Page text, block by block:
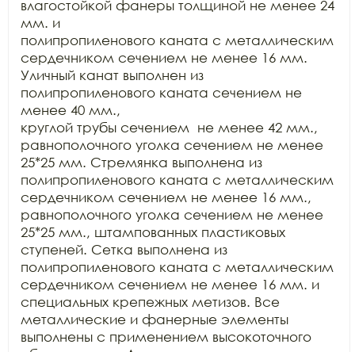
влагостойкой фанеры толщиной не менее 24
мм. и
полипропиленового каната с металлическим
сердечником сечением не менее 16 мм.
Уличный канат выполнен из
полипропиленового каната сечением не
менее 40 мм.,
круглой трубы сечением  не менее 42 мм.,
равнополочного уголка сечением не менее
25*25 мм. Стремянка выполнена из
полипропиленового каната с металлическим
сердечником сечением не менее 16 мм.,
равнополочного уголка сечением не менее
25*25 мм., штампованных пластиковых
ступеней. Сетка выполнена из
полипропиленового каната с металлическим
сердечником сечением не менее 16 мм. и
специальных крепежных метизов. Все
металлические и фанерные элементы
выполнены с применением высокоточного